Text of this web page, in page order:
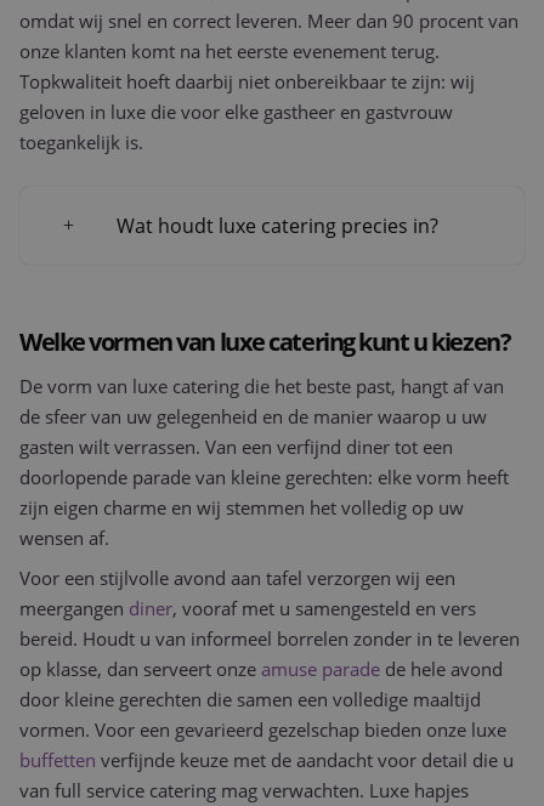
omdat wij snel en correct leveren. Meer dan 90 procent van
onze klanten komt na het eerste evenement terug.
Topkwaliteit hoeft daarbij niet onbereikbaar te zijn: wij
geloven in luxe die voor elke gastheer en gastvrouw
toegankelijk is.
Wat houdt luxe catering precies in?
Welke vormen van luxe catering kunt u kiezen?
De vorm van luxe catering die het beste past, hangt af van
de sfeer van uw gelegenheid en de manier waarop u uw
gasten wilt verrassen. Van een verfijnd diner tot een
doorlopende parade van kleine gerechten: elke vorm heeft
zijn eigen charme en wij stemmen het volledig op uw
wensen af.
Voor een stijlvolle avond aan tafel verzorgen wij een
meergangen diner, vooraf met u samengesteld en vers
bereid. Houdt u van informeel borrelen zonder in te leveren
op klasse, dan serveert onze amuse parade de hele avond
door kleine gerechten die samen een volledige maaltijd
vormen. Voor een gevarieerd gezelschap bieden onze luxe
buffetten verfijnde keuze met de aandacht voor detail die u
van full service catering mag verwachten. Luxe hapjes